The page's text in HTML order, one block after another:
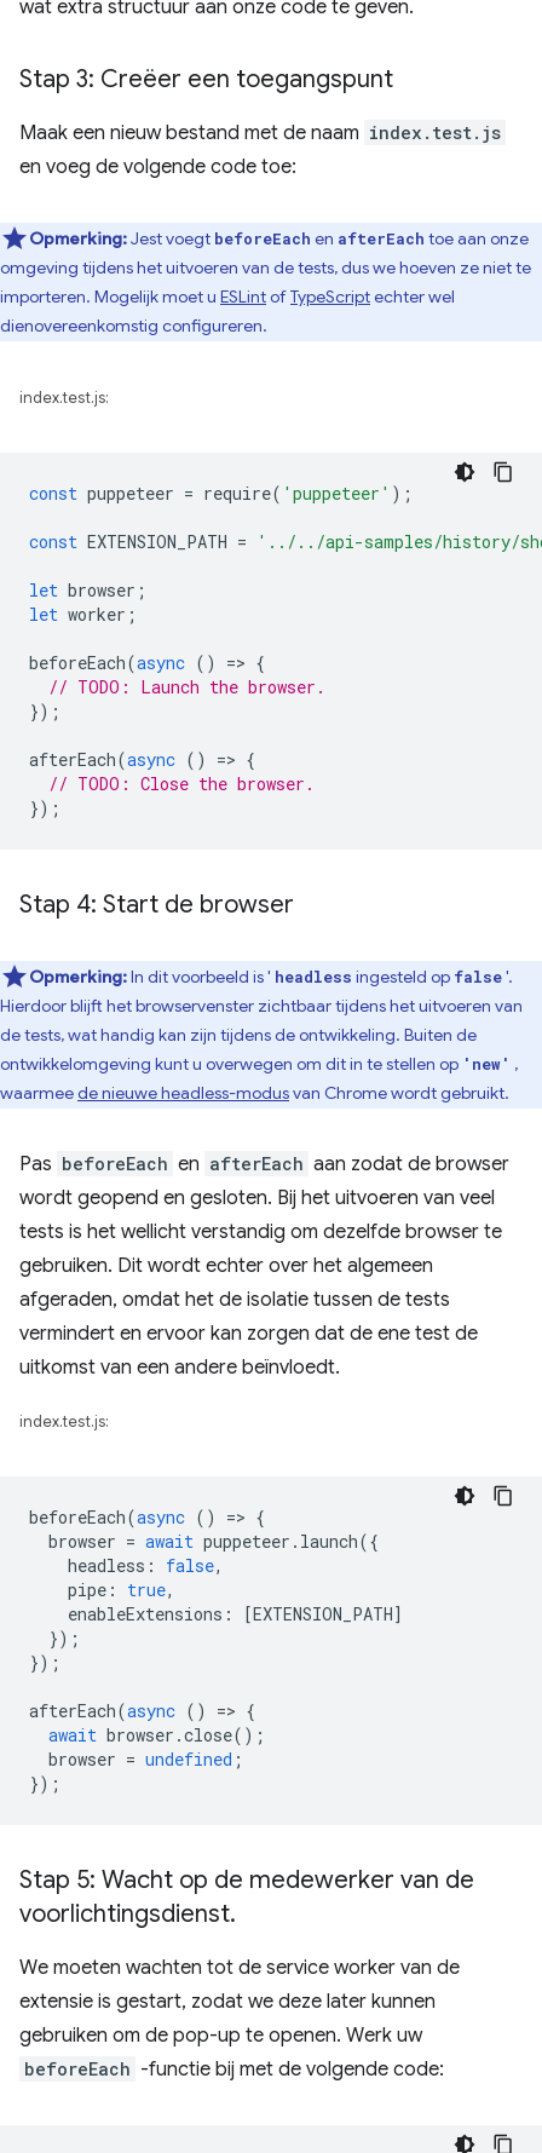
wat extra structuur aan onze code te geven.
Stap 3: Creëer een toegangspunt
Maak een nieuw bestand met de naam index.test.js
en voeg de volgende code toe:
Opmerking:Jest voegt beforeEach en afterEach toe aan onze
omgeving tijdens het uitvoeren van de tests, dus we hoeven ze niet te
importeren. Mogelijk moet u ESLintofTypeScriptechter wel
dienovereenkomstig configureren.
index.test.js:
const puppeteer = require( 'puppeteer' );
const EXTENSION_PATH = '../../api-samples/history/
let browser ;
let worker ;
beforeEach(async () => {
// TODO: Launch the browser.
});
afterEach(async () => {
// TODO: Close the browser.
});
Stap 4: Start de browser
Opmerking:In dit voorbeeld is ' headless ingesteld op false'.
Hierdoor blijft het browservenster zichtbaar tijdens het uitvoeren van
de tests, wat handig kan zijn tijdens de ontwikkeling. Buiten de
ontwikkelomgeving kunt u overwegen om dit in te stellen op 'new' ,
waarmeede nieuwe headless-modusvan Chrome wordt gebruikt.
Pas beforeEach en afterEach aan zodat de browser
wordt geopend en gesloten. Bij het uitvoeren van veel
tests is het wellicht verstandig om dezelfde browser te
gebruiken. Dit wordt echter over het algemeen
afgeraden, omdat het de isolatie tussen de tests
vermindert en ervoor kan zorgen dat de ene test de
uitkomst van een andere beïnvloedt.
index.test.js:
beforeEach(async () => {
browser = await puppeteer . launch({
headless : false,
pipe : true,
enableExtensions : [EXTENSION_PATH]
});
});
afterEach(async () => {
await browser .close();
browser = undefined ;
});
Stap 5: Wacht op de medewerker van de
voorlichtingsdienst.
We moeten wachten tot de service worker van de
extensie is gestart, zodat we deze later kunnen
gebruiken om de pop-up te openen. Werk uw
beforeEach -functie bij met de volgende code: